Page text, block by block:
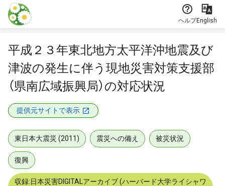
本文に飛ぶ
ヘルプEnglish
平成２３年東北地方太平洋沖地震及び
津波の発生に伴う現地災害対策支援部
（県南広域振興局）の対応状況
提供元サイトで表示
東日本大震災 (2011) 震災への備え 被災状況
復興
収録:日本災害DIGITALアーカイブ (ハーバード大学ライシャワ